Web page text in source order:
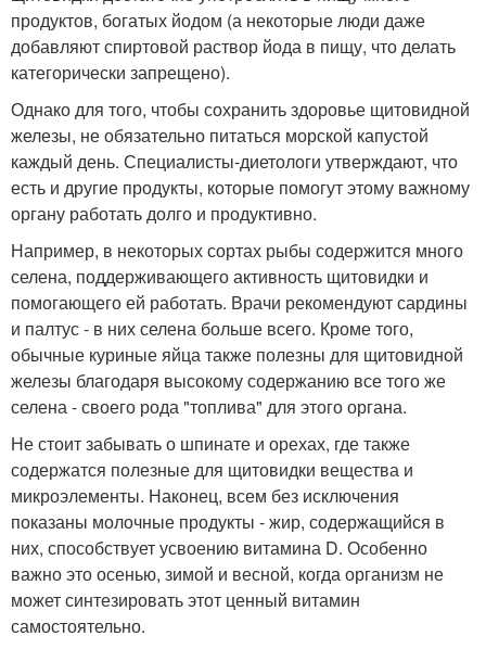
продуктов, богатых йодом (а некоторые люди даже
добавляют спиртовой раствор йода в пищу, что делать
категорически запрещено).
Однако для того, чтобы сохранить здоровье щитовидной
железы, не обязательно питаться морской капустой
каждый день. Специалисты-диетологи утверждают, что
есть и другие продукты, которые помогут этому важному
органу работать долго и продуктивно.
Например, в некоторых сортах рыбы содержится много
селена, поддерживающего активность щитовидки и
помогающего ей работать. Врачи рекомендуют сардины
и палтус - в них селена больше всего. Кроме того,
обычные куриные яйца также полезны для щитовидной
железы благодаря высокому содержанию все того же
селена - своего рода "топлива" для этого органа.
Не стоит забывать о шпинате и орехах, где также
содержатся полезные для щитовидки вещества и
микроэлементы. Наконец, всем без исключения
показаны молочные продукты - жир, содержащийся в
них, способствует усвоению витамина D. Особенно
важно это осенью, зимой и весной, когда организм не
может синтезировать этот ценный витамин
самостоятельно.